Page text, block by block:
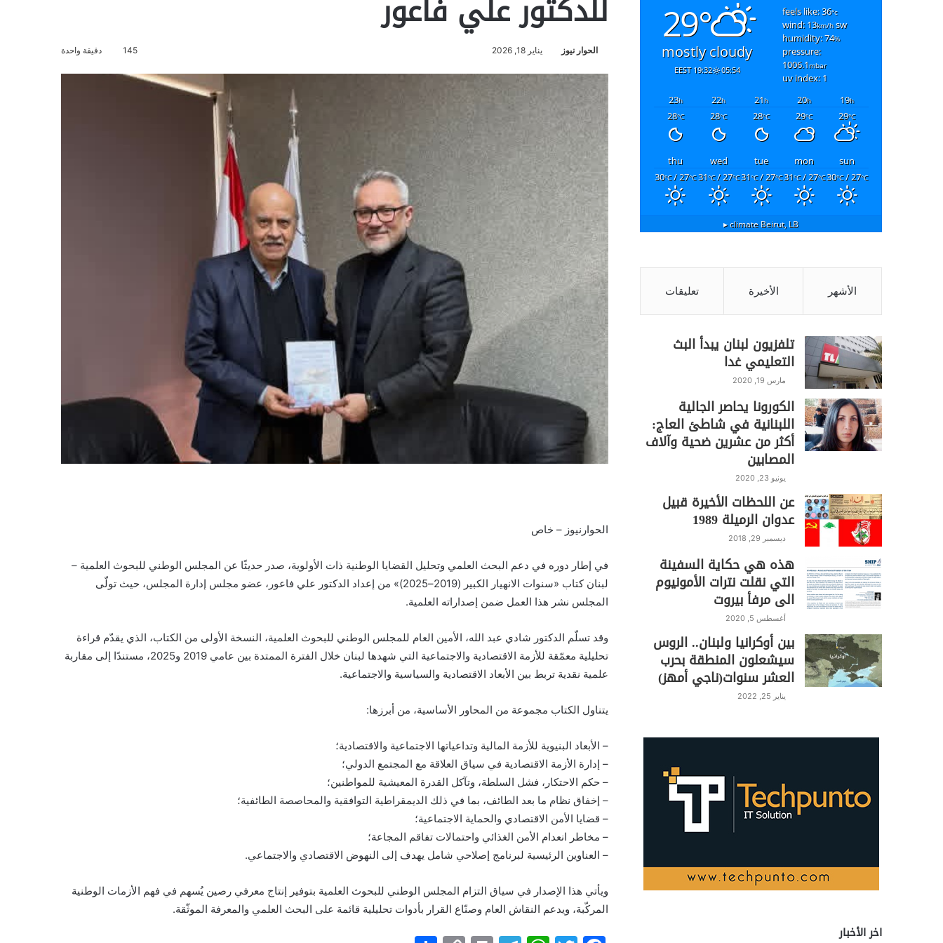
للدكتور علي فاعور
الحوار نيوز يناير 18, 2026 145 دقيقة واحدة
الحوارنيوز – خاص
في إطار دوره في دعم البحث العلمي وتحليل القضايا الوطنية ذات الأولوية، صدر حديثًا عن المجلس الوطني للبحوث العلمية –
لبنان كتاب «سنوات الانهيار الكبير (2019–2025)» من إعداد الدكتور علي فاعور، عضو مجلس إدارة المجلس، حيث تولّى
المجلس نشر هذا العمل ضمن إصداراته العلمية.
وقد تسلّم الدكتور شادي عبد الله، الأمين العام للمجلس الوطني للبحوث العلمية، النسخة الأولى من الكتاب، الذي يقدّم قراءة
تحليلية معمّقة للأزمة الاقتصادية والاجتماعية التي شهدها لبنان خلال الفترة الممتدة بين عامي 2019 و2025، مستندًا إلى مقاربة
علمية نقدية تربط بين الأبعاد الاقتصادية والسياسية والاجتماعية.
يتناول الكتاب مجموعة من المحاور الأساسية، من أبرزها:
– الأبعاد البنيوية للأزمة المالية وتداعياتها الاجتماعية والاقتصادية؛
– إدارة الأزمة الاقتصادية في سياق العلاقة مع المجتمع الدولي؛
– حكم الاحتكار، فشل السلطة، وتآكل القدرة المعيشية للمواطنين؛
– إخفاق نظام ما بعد الطائف، بما في ذلك الديمقراطية التوافقية والمحاصصة الطائفية؛
– قضايا الأمن الاقتصادي والحماية الاجتماعية؛
– مخاطر انعدام الأمن الغذائي واحتمالات تفاقم المجاعة؛
– العناوين الرئيسية لبرنامج إصلاحي شامل يهدف إلى النهوض الاقتصادي والاجتماعي.
ويأتي هذا الإصدار في سياق التزام المجلس الوطني للبحوث العلمية بتوفير إنتاج معرفي رصين يُسهم في فهم الأزمات الوطنية
المركّبة، ويدعم النقاش العام وصنّاع القرار بأدوات تحليلية قائمة على البحث العلمي والمعرفة الموثّقة.
29°
mostly cloudy
05:54
19:32 EEST
feels like: 36°c
wind: 13km/hsw
humidity: 74%
pressure:
1006.1mbar
uv index: 1
19h
20h
21h
22h
23h
29°C
29°C
28°C
28°C
28°C
sun
mon
tue
wed
thu
30°C/ 27°C
31°C/ 27°C
31°C/ 27°C
31°C/ 27°C
30°C/ 27°C
Beirut, LB
الأشهر الأخيرة تعليقات
تلفزيون لبنان يبدأ البث
التعليمي غدا
مارس 19, 2020
الكورونا يحاصر الجالية
اللبنانية في شاطئ العاج:
أكثر من عشرين ضحية وآلاف
المصابين
يونيو 23, 2020
عن اللحظات الأخيرة قبيل
عدوان الرميلة 1989
ديسمبر 29, 2018
هذه هي حكاية السفينة
التي نقلت نترات الأمونيوم
الى مرفأ بيروت
أغسطس 5, 2020
بين أوكرانيا ولبنان.. الروس
سيشعلون المنطقة بحرب
العشر سنوات(ناجي أمهز)
يناير 25, 2022
اخر الأخبار